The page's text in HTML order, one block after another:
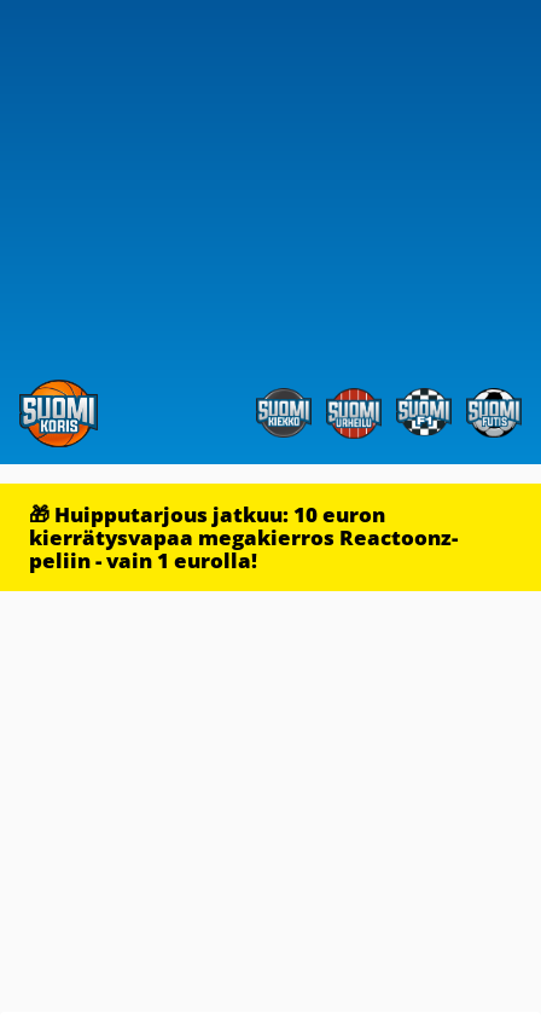
🎁 Huipputarjous jatkuu: 10 euron
kierrätysvapaa megakierros Reactoonz-
peliin - vain 1 eurolla!